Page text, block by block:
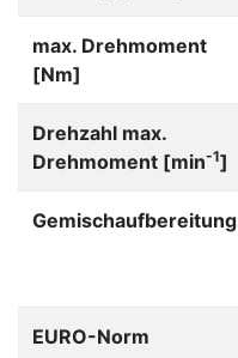
max. Drehmoment
[Nm]
Drehzahl max.
Drehmoment [min-1]
Gemischaufbereitung
EURO-Norm